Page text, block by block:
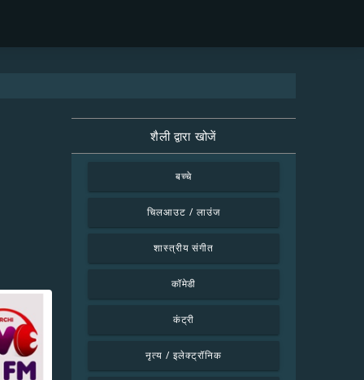
शैली द्वारा खोजें
बच्चे
चिलआउट / लाउंज
शास्त्रीय संगीत
कॉमेडी
कंट्री
नृत्य / इलेक्ट्रॉनिक